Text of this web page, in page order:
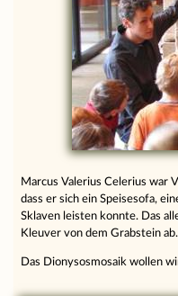
Marcus Valerius Celerius war
dass er sich ein Speisesofa,
Sklaven leisten konnte. Das
Kleuver von dem Grabstein ab.
Das Dionysosmosaik wollen